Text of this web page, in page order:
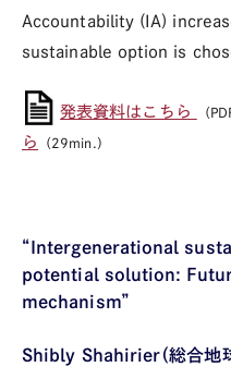
Accountability (IA)
sustainable option is
発表資料はこちら （
ら
（29min.）
“Intergenerational
potential solution:
mechanism”
Shibly Shahirier（総合地